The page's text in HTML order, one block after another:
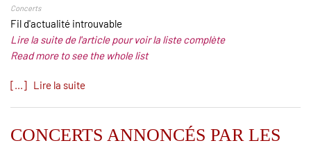
Concerts
Fil d'actualité introuvable
Lire la suite de l'article pour voir la liste complète
Read more to see the whole list
[...] Lire la suite
CONCERTS ANNONCÉS PAR LES